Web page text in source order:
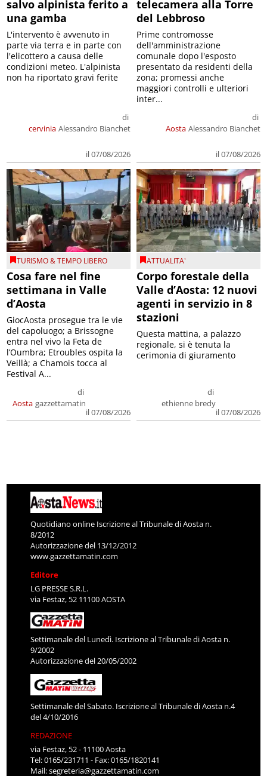
salvo alpinista ferito a
una gamba
cervinia
di
Alessandro Bianchet
il 07/08/2026
L'intervento è avvenuto in
parte via terra e in parte con
l'elicottero a causa delle
condizioni meteo. L'alpinista
non ha riportato gravi ferite
telecamera alla Torre
del Lebbroso
Aosta
di
Alessandro Bianchet
il 07/08/2026
Prime contromosse
dell'amministrazione
comunale dopo l'esposto
presentato da residenti della
zona; promessi anche
maggiori controlli e ulteriori
inter...
TURISMO & TEMPO LIBERO
Cosa fare nel fine
settimana in Valle
d’Aosta
Aosta
di
gazzettamatin
il 07/08/2026
GiocAosta prosegue tra le vie
del capoluogo; a Brissogne
entra nel vivo la Feta de
l’Oumbra; Etroubles ospita la
Veillà; a Chamois tocca al
Festival A...
ATTUALITA'
Corpo forestale della
Valle d’Aosta: 12 nuovi
agenti in servizio in 8
stazioni
di
ethienne bredy
il 07/08/2026
Questa mattina, a palazzo
regionale, si è tenuta la
cerimonia di giuramento
Quotidiano online Iscrizione al Tribunale di Aosta n.
8/2012
Autorizzazione del 13/12/2012
www.gazzettamatin.com
Editore
LG PRESSE S.R.L.
via Festaz, 52 11100 AOSTA
Settimanale del Lunedì. Iscrizione al Tribunale di Aosta n.
9/2002
Autorizzazione del 20/05/2002
Settimanale del Sabato. Iscrizione al Tribunale di Aosta n.4
del 4/10/2016
REDAZIONE
via Festaz, 52 - 11100 Aosta
Tel: 0165/231711 - Fax: 0165/1820141
Mail:segreteria@gazzettamatin.com